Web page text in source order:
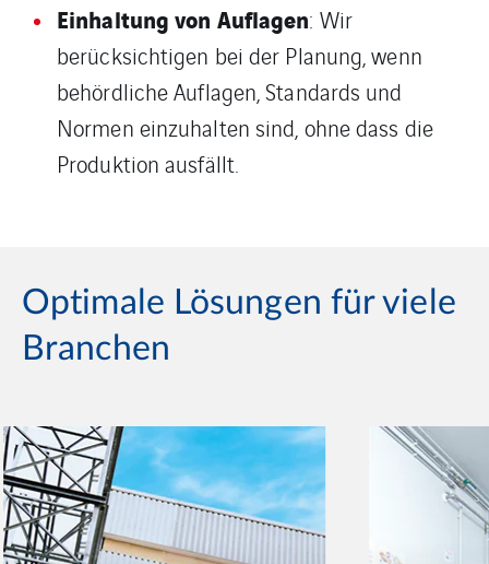
Einhaltung von Auflagen: Wir
berücksichtigen bei der Planung, wenn
behördliche Auflagen, Standards und
Normen einzuhalten sind, ohne dass die
Produktion ausfällt.
Optimale Lösungen für viele
Branchen